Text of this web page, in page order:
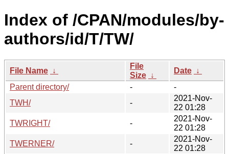
Index of /CPAN/modules/by-
authors/id/T/TW/
File Name ↓
File
Size ↓
Date ↓
Parent directory/
-
-
TWH/
-
2021-Nov-
22 01:28
TWRIGHT/
-
2021-Nov-
22 01:28
TWERNER/
-
2021-Nov-
22 01:28